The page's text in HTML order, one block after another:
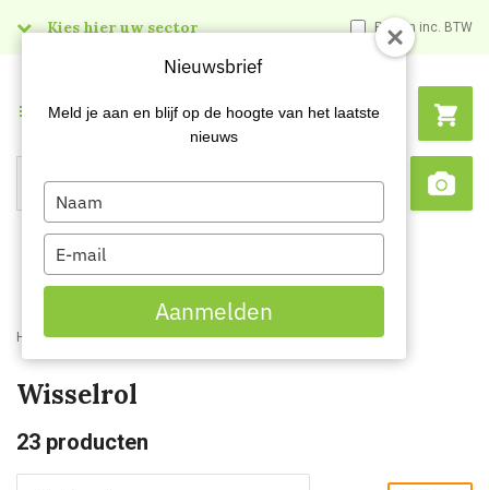
Kies hier uw sector Prijzen inc. BTW
Search
Menu
Home Webshop Schildersartikelen Verfrollers Wisselrol
Wisselrol
23 producten
Nieuwsbrief
Meld je aan en blijf op de hoogte van het laatste
nieuws
Type
your
name
Type
your
email
Aanmelden